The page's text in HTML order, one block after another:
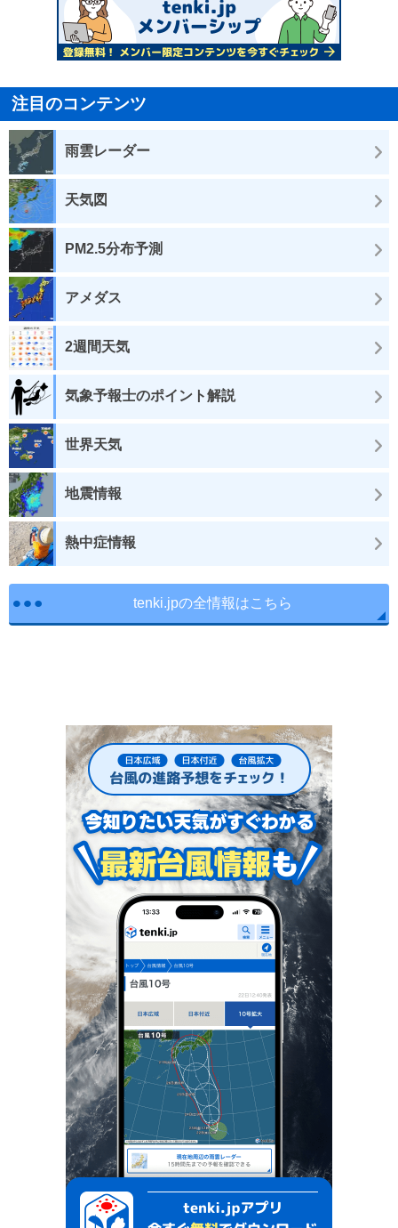
注目のコンテンツ
雨雲レーダー
天気図
PM2.5分布予測
アメダス
2週間天気
気象予報士のポイント解説
世界天気
地震情報
熱中症情報
tenki.jpの全情報はこちら